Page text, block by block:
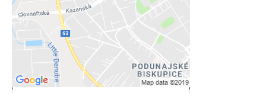
Povoliť tentokrát
Povoliť a zapamätať - súhlas s
druhom cookie: Funkčné
Otvoriť obsah v novom okne